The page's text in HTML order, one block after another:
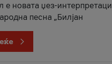
е новата џез-
песна „Билјан